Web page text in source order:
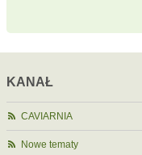
KANAŁ
CAVIARNIA
Nowe tematy